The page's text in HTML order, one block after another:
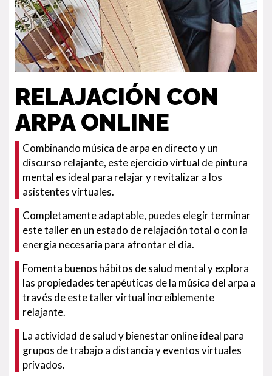
RELAJACIÓN CON
ARPA ONLINE
Combinando música de arpa en directo y un
discurso relajante, este ejercicio virtual de pintura
mental es ideal para relajar y revitalizar a los
asistentes virtuales.
Completamente adaptable, puedes elegir terminar
este taller en un estado de relajación total o con la
energía necesaria para afrontar el día.
Fomenta buenos hábitos de salud mental y explora
las propiedades terapéuticas de la música del arpa a
través de este taller virtual increíblemente
relajante.
La actividad de salud y bienestar online ideal para
grupos de trabajo a distancia y eventos virtuales
privados.